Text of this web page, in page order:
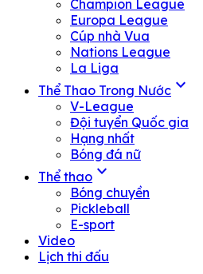
Champion League
Europa League
Cúp nhà Vua
Nations League
La Liga
Thể Thao Trong Nước expand_more
V-League
Đội tuyển Quốc gia
Hạng nhất
Bóng đá nữ
Thể thao expand_more
Bóng chuyền
Pickleball
E-sport
Video
Lịch thi đấu